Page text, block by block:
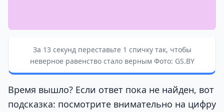
За 13 секунд переставьте 1 спичку так, чтобы
неверное равенство стало верным Фото: GS.BY
Время вышло? Если ответ пока не найден, вот
подсказка: посмотрите внимательно на цифру